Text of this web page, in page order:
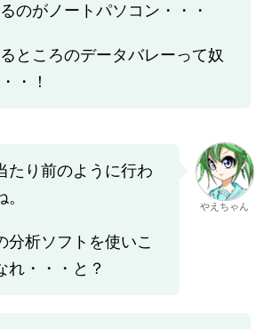
のがノートパソコン・・・
ところのデータバレーって奴
・！
たり前のように行わ
分析ソフトを使いこ
れ・・・と？
やえちゃん